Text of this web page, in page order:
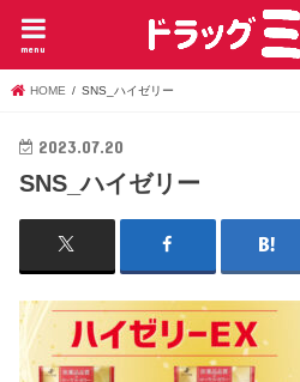
menu
HOME SNS_ハイゼリー
2023.07.20
SNS_ハイゼリー